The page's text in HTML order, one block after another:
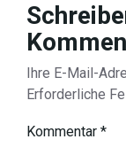
Ihre E-Mail-
Erforderliche
Kommentar *